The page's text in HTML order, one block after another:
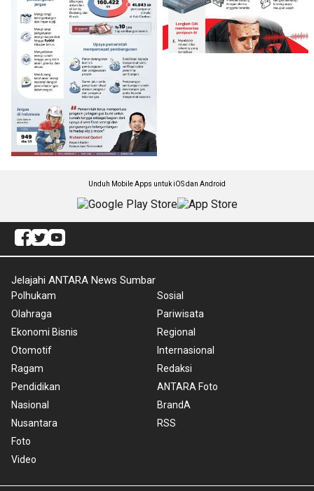
Unduh Mobile Apps untuk iOS dan Android
Jelajahi ANTARA News Sumbar
Polhukam
Olahraga
Ekonomi Bisnis
Otomotif
Ragam
Pendidikan
Nasional
Nusantara
Foto
Video
Sosial
Pariwisata
Regional
Internasional
Redaksi
ANTARA Foto
BrandA
RSS